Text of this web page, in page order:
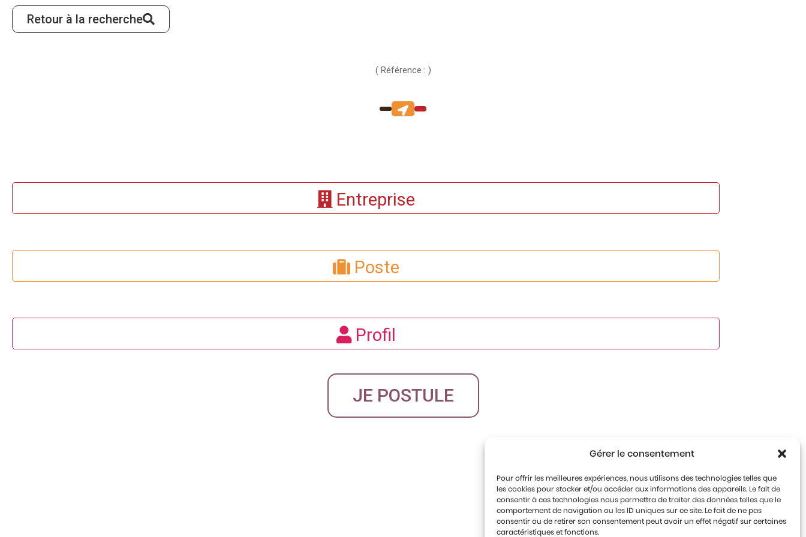
Gérer le consentement
Pour offrir les meilleures expériences, nous utilisons des technologies telles que
les cookies pour stocker et/ou accéder aux informations des appareils. Le fait de
consentir à ces technologies nous permettra de traiter des données telles que le
comportement de navigation ou les ID uniques sur ce site. Le fait de ne pas
consentir ou de retirer son consentement peut avoir un effet négatif sur certaines
caractéristiques et fonctions.
Retour à la recherche
( Référence : )
Entreprise
Poste
Profil
JE POSTULE